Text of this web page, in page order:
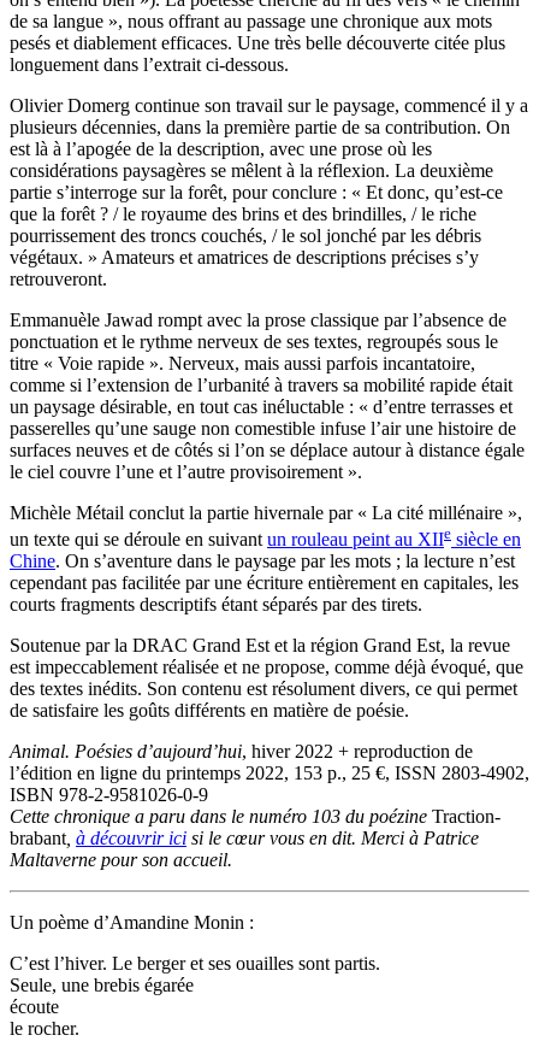
de sa langue », nous offrant au passage une chronique aux mots
pesés et diablement efficaces. Une très belle découverte citée plus
longuement dans l’extrait ci-dessous.
Olivier Domerg continue son travail sur le paysage, commencé il y a
plusieurs décennies, dans la première partie de sa contribution. On
est là à l’apogée de la description, avec une prose où les
considérations paysagères se mêlent à la réflexion. La deuxième
partie s’interroge sur la forêt, pour conclure : « Et donc, qu’est-ce
que la forêt ? / le royaume des brins et des brindilles, / le riche
pourrissement des troncs couchés, / le sol jonché par les débris
végétaux. » Amateurs et amatrices de descriptions précises s’y
retrouveront.
Emmanuèle Jawad rompt avec la prose classique par l’absence de
ponctuation et le rythme nerveux de ses textes, regroupés sous le
titre « Voie rapide ». Nerveux, mais aussi parfois incantatoire,
comme si l’extension de l’urbanité à travers sa mobilité rapide était
un paysage désirable, en tout cas inéluctable : « d’entre terrasses et
passerelles qu’une sauge non comestible infuse l’air une histoire de
surfaces neuves et de côtés si l’on se déplace autour à distance égale
le ciel couvre l’une et l’autre provisoirement ».
Michèle Métail conclut la partie hivernale par « La cité millénaire »,
un texte qui se déroule en suivant un rouleau peint au XIIe siècle en
Chine. On s’aventure dans le paysage par les mots ; la lecture n’est
cependant pas facilitée par une écriture entièrement en capitales, les
courts fragments descriptifs étant séparés par des tirets.
Soutenue par la DRAC Grand Est et la région Grand Est, la revue
est impeccablement réalisée et ne propose, comme déjà évoqué, que
des textes inédits. Son contenu est résolument divers, ce qui permet
de satisfaire les goûts différents en matière de poésie.
Animal. Poésies d’aujourd’hui, hiver 2022 + reproduction de
l’édition en ligne du printemps 2022, 153 p., 25 €, ISSN 2803-4902,
ISBN 978-2-9581026-0-9
Cette chronique a paru dans le numéro 103 du poézine Traction-
brabant à découvrir ici si le cœur vous en dit. Merci à Patrice
Maltaverne pour son accueil.
Un poème d’Amandine Monin :
C’est l’hiver. Le berger et ses ouailles sont partis.
Seule, une brebis égarée
écoute
le rocher.